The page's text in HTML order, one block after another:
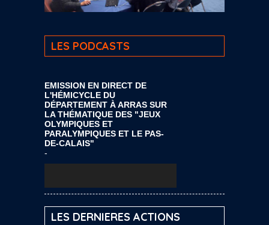
LES PODCASTS
EMISSION EN DIRECT DE
L'HÉMICYCLE DU
DÉPARTEMENT À ARRAS SUR
LA THÉMATIQUE DES "JEUX
OLYMPIQUES ET
PARALYMPIQUES ET LE PAS-
DE-CALAIS"
-
LES DERNIERES ACTIONS